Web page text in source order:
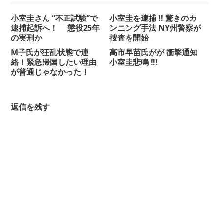
小室圭さん “不正試験”で
逮捕起訴へ！ 懲役25年
の実刑か
小室圭を逮捕 !! 驚きのカ
ンニング手法 NY州警察が
捜査を開始
M子氏が狂乱状態で連
絡！緊急帰国したい理由
が普通じゃなかった！
高市早苗氏がが 衝撃通知
小室圭悲鳴 !!!
返信を残す